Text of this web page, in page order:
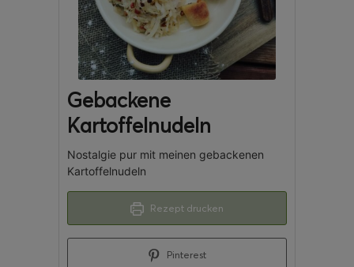
Gebackene
Kartoffelnudeln
Nostalgie pur mit meinen gebackenen
Kartoffelnudeln
Rezept drucken
Pinterest